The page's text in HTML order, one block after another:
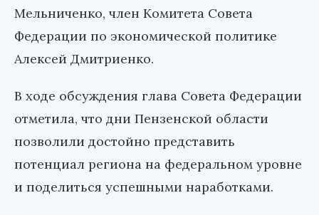
Мельниченко, член Комитета Совета
Федерации по экономической политике
Алексей Дмитриенко.
В ходе обсуждения глава Совета Федерации
отметила, что дни Пензенской области
позволили достойно представить
потенциал региона на федеральном уровне
и поделиться успешными наработками.